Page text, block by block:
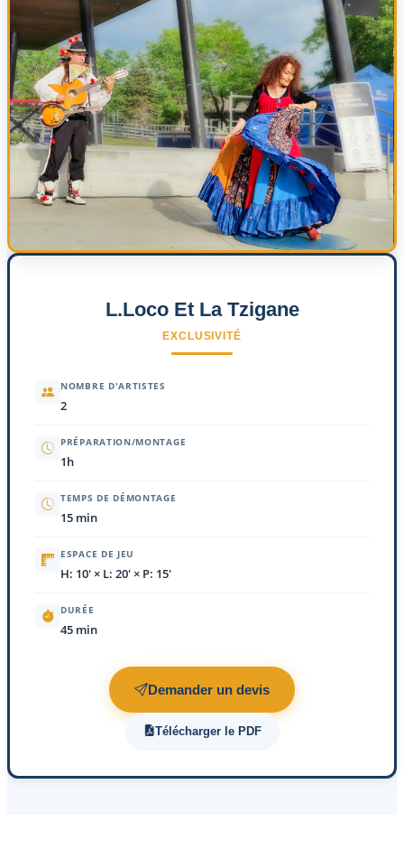
L.Loco Et La Tzigane
EXCLUSIVITÉ
NOMBRE D'ARTISTES
2
PRÉPARATION/MONTAGE
1h
TEMPS DE DÉMONTAGE
15 min
ESPACE DE JEU
H: 10' × L: 20' × P: 15'
DURÉE
45 min
Demander un devis
Télécharger le PDF